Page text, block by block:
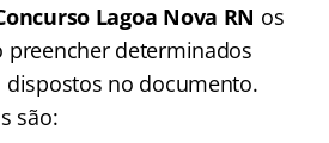
Lagoa Nova RN os
preencher determinados
no documento.
são: